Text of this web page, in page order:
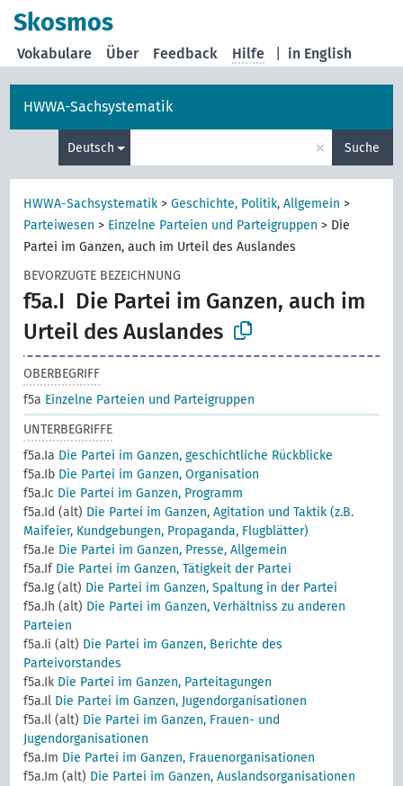
Skosmos
in English
Vokabulare Über Feedback Hilfe
HWWA-Sachsystematik
Deutsch × Suche
HWWA-Sachsystematik >Geschichte, Politik, Allgemein >
Parteiwesen > Einzelne Parteien und Parteigruppen > Die
Partei im Ganzen, auch im Urteil des Auslandes
BEVORZUGTE BEZEICHNUNG
f5a.I Die Partei im Ganzen, auch im
Urteil des Auslandes
OBERBEGRIFF
f5a Einzelne Parteien und Parteigruppen
UNTERBEGRIFFE
f5a.Ia Die Partei im Ganzen, geschichtliche Rückblicke
f5a.Ib Die Partei im Ganzen, Organisation
f5a.Ic Die Partei im Ganzen, Programm
f5a.Id (alt) Die Partei im Ganzen, Agitation und Taktik (z.B.
Maifeier, Kundgebungen, Propaganda, Flugblätter)
f5a.Ie Die Partei im Ganzen, Presse, Allgemein
f5a.If Die Partei im Ganzen, Tätigkeit der Partei
f5a.Ig (alt) Die Partei im Ganzen, Spaltung in der Partei
f5a.Ih (alt) Die Partei im Ganzen, Verhältniss zu anderen
Parteien
f5a.Ii (alt) Die Partei im Ganzen, Berichte des
Parteivorstandes
f5a.Ik Die Partei im Ganzen, Parteitagungen
f5a.Il Die Partei im Ganzen, Jugendorganisationen
f5a.Il (alt) Die Partei im Ganzen, Frauen- und
Jugendorganisationen
f5a.Im Die Partei im Ganzen, Frauenorganisationen
f5a.Im (alt) Die Partei im Ganzen, Auslandsorganisationen